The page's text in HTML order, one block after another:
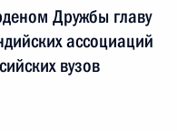
Дружбы главу
ассоциаций
вузов